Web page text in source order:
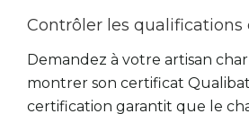
Contrôler les
Demandez à votre artisan
montrer son certificat
certification garantit que le